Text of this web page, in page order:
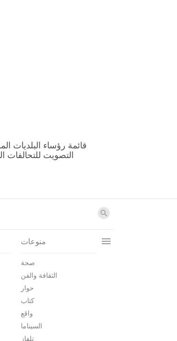
منوعات
صحة
الثقافة والفن
حوار
كتاب
واقع
السيناما
تلفاز